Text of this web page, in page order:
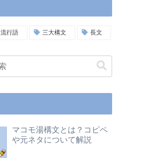
流行語 三大構文 長文
マコモ湯構文とは？コピペ
や元ネタについて解説